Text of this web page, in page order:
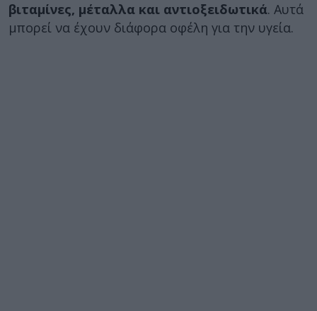
βιταμίνες, μέταλλα και αντιοξειδωτικά. Αυτά
μπορεί να έχουν διάφορα οφέλη για την υγεία.